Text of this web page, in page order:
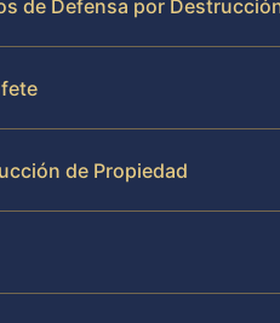
de Defensa por
de Propiedad